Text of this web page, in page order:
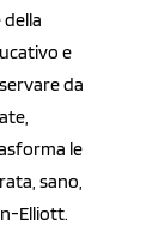
e
da
le
sano,
Elliott.